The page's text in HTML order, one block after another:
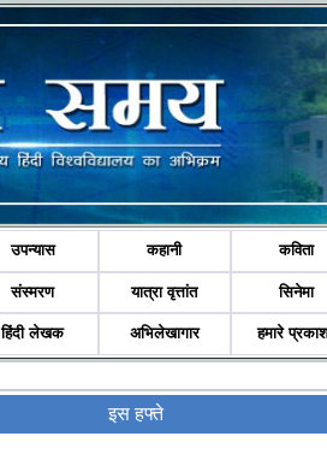
उपन्यास कहानी कविता
संस्मरण यात्रा वृत्तांत सिनेमा
हिंदी लेखक अभिलेखागार हमारे
इस हफ्ते